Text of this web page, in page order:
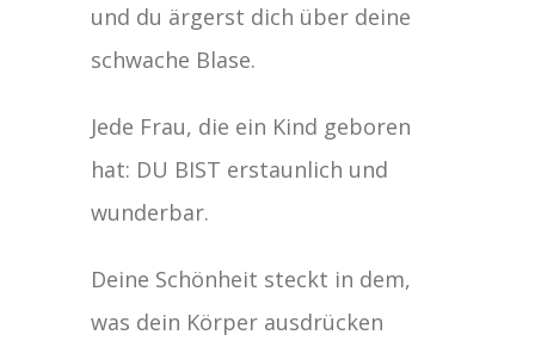
und du ärgerst dich über deine
schwache Blase.
Jede Frau, die ein Kind geboren
hat: DU BIST erstaunlich und
wunderbar.
Deine Schönheit steckt in dem,
was dein Körper ausdrücken